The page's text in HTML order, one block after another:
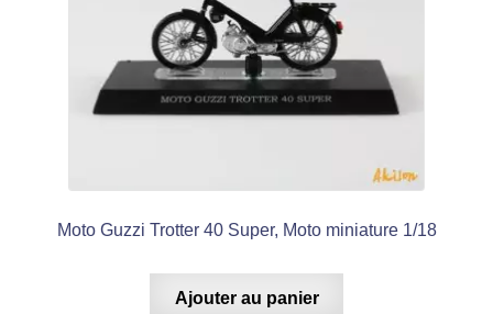
Moto Guzzi Trotter 40 Super, Moto miniature 1/18
Ajouter au panier